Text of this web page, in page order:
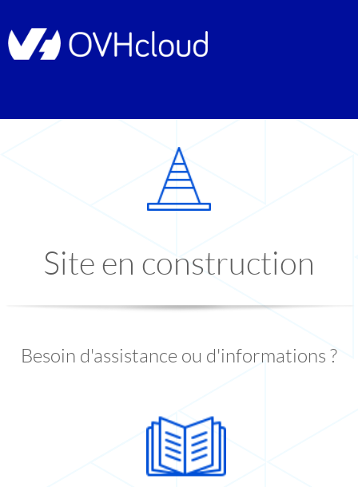
Site en construction
Besoin d'assistance ou d'informations ?